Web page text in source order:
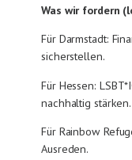
Was wir fordern
Für Darmstadt:
sicherstellen.
Für Hessen:
nachhaltig stärken.
Für Rainbow
Ausreden.